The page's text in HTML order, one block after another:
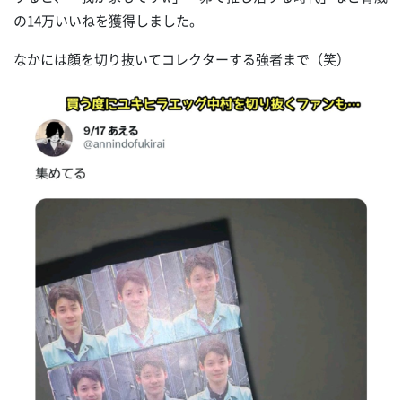
の14万いいねを獲得しました。
なかには顔を切り抜いてコレクターする強者まで（笑）